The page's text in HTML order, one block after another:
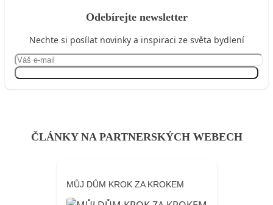
Odebírejte newsletter
Nechte si posílat novinky a inspiraci ze světa bydlení
ČLÁNKY NA PARTNERSKÝCH WEBECH
MŮJ DŮM KROK ZA KROKEM